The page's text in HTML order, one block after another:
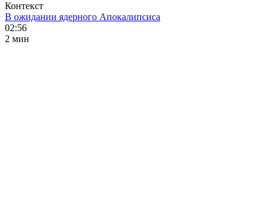
Контекст
В ожидании ядерного Апокалипсиса
02:56
2 мин